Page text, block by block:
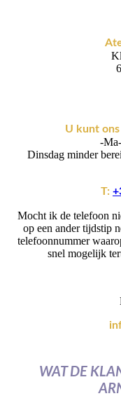
U kunt
-
Dinsdag minder
T:
Mocht ik de telefoon
op een ander tijdstip
telefoonnummer
snel mogelijk
WAT DE